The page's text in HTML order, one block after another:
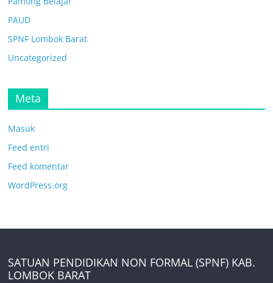
PAUD
SPNF Lombok Barat
Uncategorized
Meta
Masuk
Feed entri
Feed komentar
WordPress.org
SATUAN PENDIDIKAN NON FORMAL (SPNF) KAB.
LOMBOK BARAT